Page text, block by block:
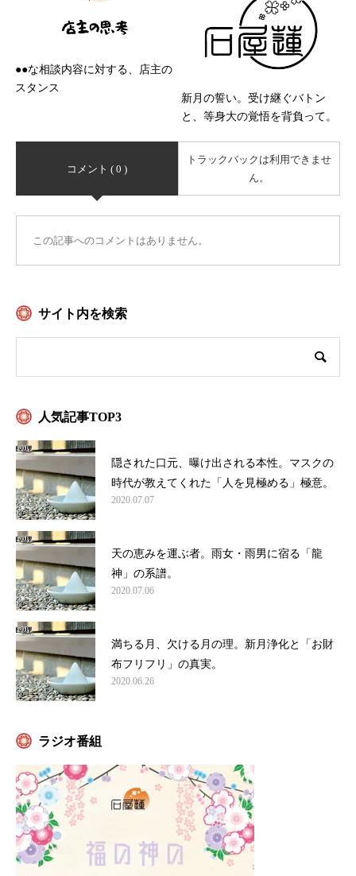
●●な相談内容に対する、店主の
スタンス
新月の誓い。受け継ぐバトン
と、等身大の覚悟を背負って。
コメント ( 0 )
トラックバックは利用できませ
ん。
この記事へのコメントはありません。
サイト内を検索
人気記事TOP3
隠された口元、曝け出される本性。マスクの
時代が教えてくれた「人を見極める」極意。
2020.07.07
天の恵みを運ぶ者。雨女・雨男に宿る「龍
神」の系譜。
2020.07.06
満ちる月、欠ける月の理。新月浄化と「お財
布フリフリ」の真実。
2020.06.26
ラジオ番組